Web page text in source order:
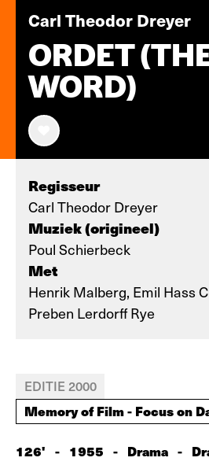
Carl Theodor Dreyer
ORDET
WORD)
Regisseur
Carl Theodor Dreyer
Muziek (origineel)
Poul Schierbeck
Met
Henrik Malberg, Emil Hass
Preben Lerdorff Rye
EDITIE 2000
Memory of Film - Focus on
126' - 1955 - Drama -